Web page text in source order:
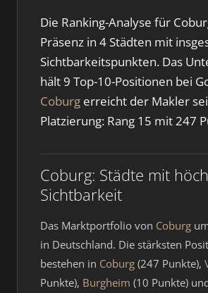
Die Ranking-Analyse für
Präsenz in 4 Städten mit
Sichtbarkeitspunkten. Das
hält 9 Top-10-Positionen bei
Coburg erreicht der Makler
Platzierung: Rang 15 mit 247
Coburg: Städte mit
Sichtbarkeit
Das Marktportfolio von Coburg
in Deutschland. Die stärksten
bestehen in Coburg (247 Punkte),
Punkte), Burgheim (10 Punkte)